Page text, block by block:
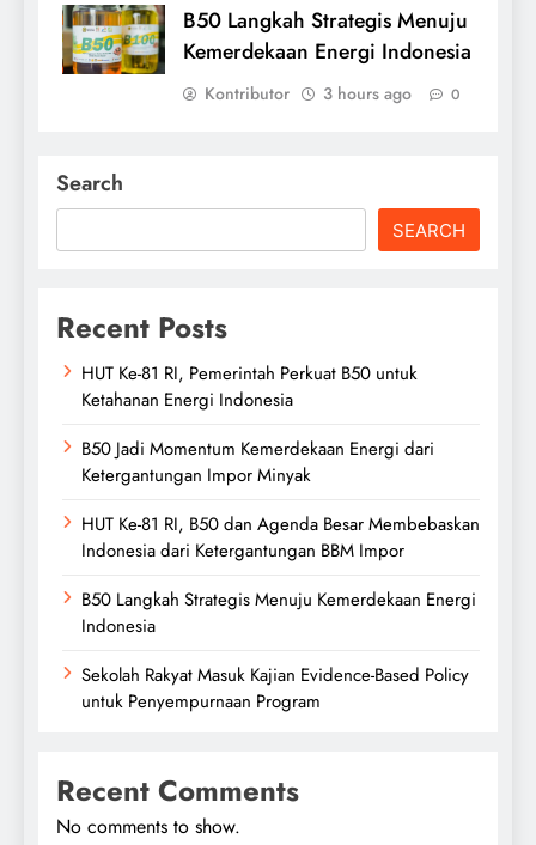
B50 Langkah Strategis Menuju
Kemerdekaan Energi Indonesia
Kontributor 3 hours ago 0
Search
SEARCH
Recent Posts
HUT Ke-81 RI, Pemerintah Perkuat B50 untuk
Ketahanan Energi Indonesia
B50 Jadi Momentum Kemerdekaan Energi dari
Ketergantungan Impor Minyak
HUT Ke-81 RI, B50 dan Agenda Besar Membebaskan
Indonesia dari Ketergantungan BBM Impor
B50 Langkah Strategis Menuju Kemerdekaan Energi
Indonesia
Sekolah Rakyat Masuk Kajian Evidence-Based Policy
untuk Penyempurnaan Program
Recent Comments
No comments to show.